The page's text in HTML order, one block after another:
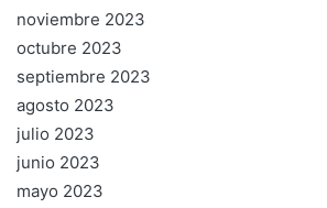
noviembre 2023
octubre 2023
septiembre 2023
agosto 2023
julio 2023
junio 2023
mayo 2023